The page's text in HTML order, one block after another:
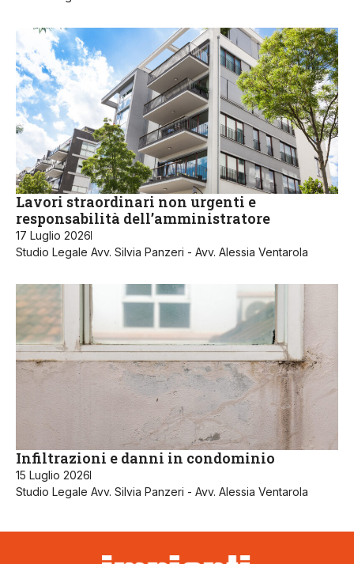
Lavori straordinari non urgenti e
responsabilità dell’amministratore
17 Luglio 2026
Studio Legale Avv. Silvia Panzeri - Avv. Alessia Ventarola
Infiltrazioni e danni in condominio
15 Luglio 2026
Studio Legale Avv. Silvia Panzeri - Avv. Alessia Ventarola